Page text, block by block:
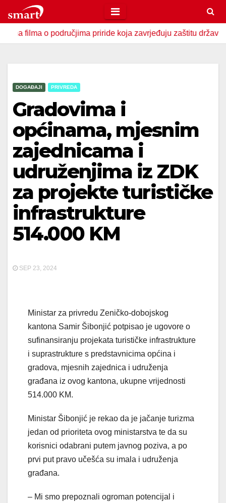
to
content
o područjima priride koja zavrjeđuju zaštitu države U
DOGAĐAJI PRIVREDA
Gradovima i
općinama, mjesnim
zajednicama i
udruženjima iz ZDK
za projekte turističke
infrastrukture
514.000 KM
SEP 23, 2024
Ministar za privredu Zeničko-dobojskog
kantona Samir Šibonjić potpisao je ugovore o
sufinansiranju projekata turističke infrastrukture
i suprastrukture s predstavnicima općina i
gradova, mjesnih zajednica i udruženja
građana iz ovog kantona, ukupne vrijednosti
514.000 KM.
Ministar Šibonjić je rekao da je jačanje turizma
jedan od prioriteta ovog ministarstva te da su
korisnici odabrani putem javnog poziva, a po
prvi put pravo učešća su imala i udruženja
građana.
– Mi smo prepoznali ogroman potencijal i